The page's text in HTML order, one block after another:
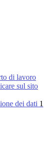
di lavoro
sul sito
dei dati 1